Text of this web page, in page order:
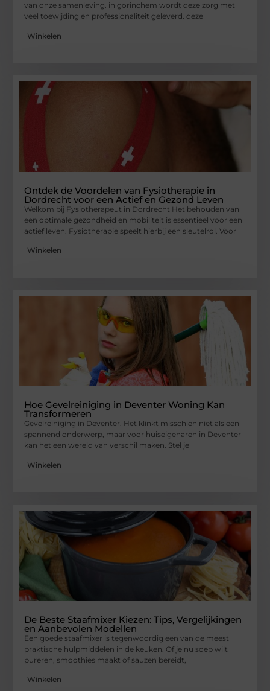
van onze samenleving. in gorinchem wordt deze zorg met
veel toewijding en professionaliteit geleverd. deze
Winkelen
Ontdek de Voordelen van Fysiotherapie in
Dordrecht voor een Actief en Gezond Leven
Welkom bij Fysiotherapeut in Dordrecht Het behouden van
een optimale gezondheid en mobiliteit is essentieel voor een
actief leven. Fysiotherapie speelt hierbij een sleutelrol. Voor
Winkelen
Hoe Gevelreiniging in Deventer Woning Kan
Transformeren
Gevelreiniging in Deventer. Het klinkt misschien niet als een
spannend onderwerp, maar voor huiseigenaren in Deventer
kan het een wereld van verschil maken. Stel je
Winkelen
De Beste Staafmixer Kiezen: Tips, Vergelijkingen
en Aanbevolen Modellen
Een goede staafmixer is tegenwoordig een van de meest
praktische hulpmiddelen in de keuken. Of je nu soep wilt
pureren, smoothies maakt of sauzen bereidt,
Winkelen